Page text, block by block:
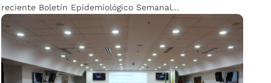
reciente Boletín Epidemiológico Semanal...